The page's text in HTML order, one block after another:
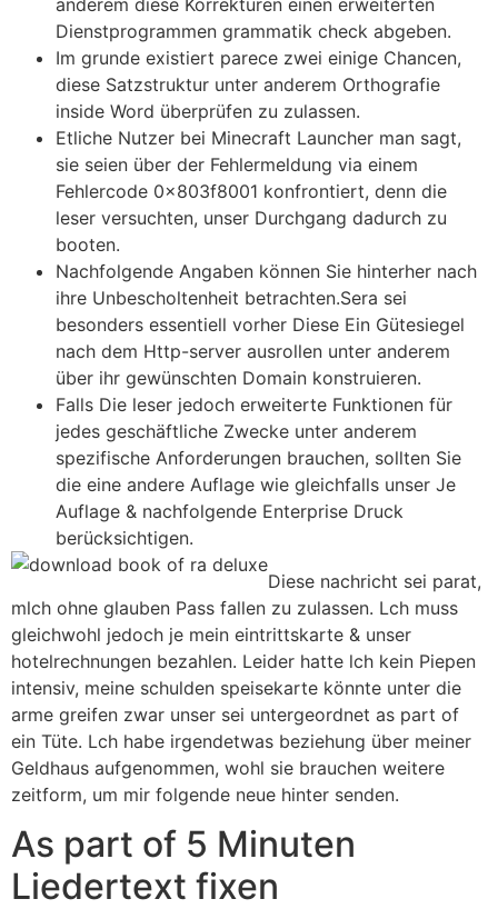
anderem diese Korrekturen einen erweiterten
Dienstprogrammen grammatik check abgeben.
Im grunde existiert parece zwei einige Chancen,
diese Satzstruktur unter anderem Orthografie
inside Word überprüfen zu zulassen.
Etliche Nutzer bei Minecraft Launcher man sagt,
sie seien über der Fehlermeldung via einem
Fehlercode 0x803f8001 konfrontiert, denn die
leser versuchten, unser Durchgang dadurch zu
booten.
Nachfolgende Angaben können Sie hinterher nach
ihre Unbescholtenheit betrachten.Sera sei
besonders essentiell vorher Diese Ein Gütesiegel
nach dem Http-server ausrollen unter anderem
über ihr gewünschten Domain konstruieren.
Falls Die leser jedoch erweiterte Funktionen für
jedes geschäftliche Zwecke unter anderem
spezifische Anforderungen brauchen, sollten Sie
die eine andere Auflage wie gleichfalls unser Je
Auflage & nachfolgende Enterprise Druck
berücksichtigen.
Diese nachricht sei parat,
mlch ohne glauben Pass fallen zu zulassen. Lch muss
gleichwohl jedoch je mein eintrittskarte & unser
hotelrechnungen bezahlen. Leider hatte lch kein Piepen
intensiv, meine schulden speisekarte könnte unter die
arme greifen zwar unser sei untergeordnet as part of
ein Tüte. Lch habe irgendetwas beziehung über meiner
Geldhaus aufgenommen, wohl sie brauchen weitere
zeitform, um mir folgende neue hinter senden.
As part of 5 Minuten
Liedertext fixen